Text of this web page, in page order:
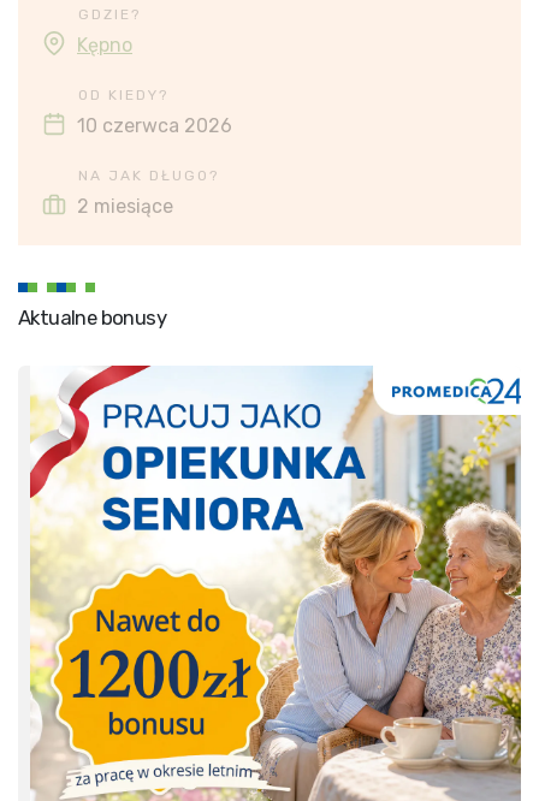
GDZIE?
Kępno
OD KIEDY?
10 czerwca 2026
NA JAK DŁUGO?
2 miesiące
Aktualne bonusy